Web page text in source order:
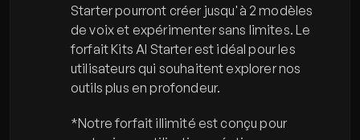
Starter pourront créer jusqu'à 2 modèles
de voix et expérimenter sans limites. Le
forfait Kits AI Starter est idéal pour les
utilisateurs qui souhaitent explorer nos
outils plus en profondeur.
*Notre forfait illimité est conçu pour